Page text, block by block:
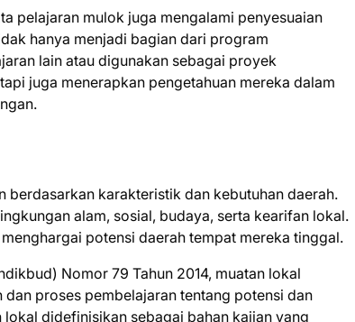
pelajaran mulok juga mengalami penyesuaian
hanya menjadi bagian dari program
lain atau digunakan sebagai proyek
juga menerapkan pengetahuan mereka dalam
karakteristik dan kebutuhan daerah.
alam, sosial, budaya, serta kearifan lokal.
potensi daerah tempat mereka tinggal.
Nomor 79 Tahun 2014, muatan lokal
proses pembelajaran tentang potensi dan
didefinisikan sebagai bahan kajian yang